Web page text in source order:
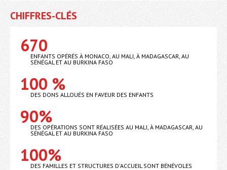
CHIFFRES-CLÉS
670
ENFANTS OPÉRÉS À MONACO, AU MALI, À MADAGASCAR, AU
SÉNÉGAL ET AU BURKINA FASO
100 %
DES DONS ALLOUÉS EN FAVEUR DES ENFANTS
90%
DES OPÉRATIONS SONT RÉALISÉES AU MALI, À MADAGASCAR, AU
SÉNÉGAL ET AU BURKINA FASO
100%
DES FAMILLES ET STRUCTURES D'ACCUEIL SONT BÉNÉVOLES